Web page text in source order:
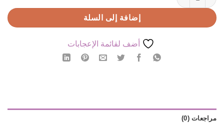
إضافة إلى السلة
أضف لقائمة الإعجابات
مراجعات (0)